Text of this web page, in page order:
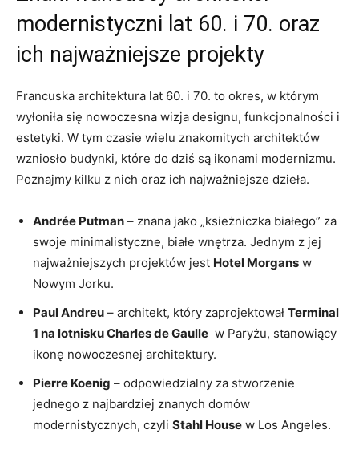
modernistyczni lat⁢ 60. ⁢i 70. oraz ​
ich najważniejsze projekty
Francuska architektura lat 60. i 70. to okres, w którym
wyłoniła się nowoczesna wizja designu, funkcjonalności i
estetyki. W tym czasie wielu znakomitych​ architektów
wzniosło budynki, które do dziś są⁣ ikonami⁣ modernizmu.
Poznajmy⁤ kilku z nich oraz ich ‍najważniejsze dzieła.
Andrée⁢ Putman – znana jako „ksieżniczka białego” za
swoje minimalistyczne, białe wnętrza. Jednym z jej⁣
najważniejszych projektów‌ jest Hotel Morgans ​w
Nowym Jorku.
Paul Andreu – architekt, który zaprojektował Terminal
1 na lotnisku Charles de Gaulle ⁢ w Paryżu, stanowiący
ikonę ⁤nowoczesnej ‌architektury.
Pierre Koenig – odpowiedzialny za‌ stworzenie
jednego z⁢ najbardziej znanych domów
modernistycznych, czyli Stahl House ⁣w Los Angeles.